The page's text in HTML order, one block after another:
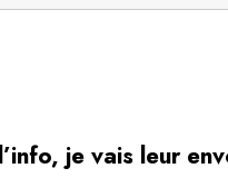
je vais leur